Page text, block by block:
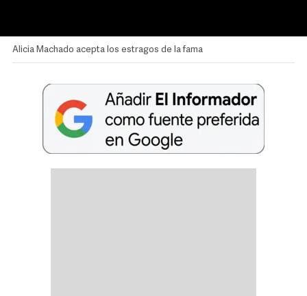
Alicia Machado acepta los estragos de la fama